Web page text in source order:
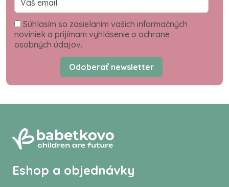
Súhlasím so zasielaním vašich informačných
noviniek a prijímam vyhlásenie o ochrane
osobných údajov.
Odoberať newsletter
Eshop a objednávky